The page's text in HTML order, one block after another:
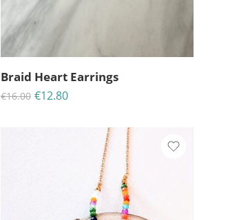
Braid Heart Earrings
€16.00 €12.80